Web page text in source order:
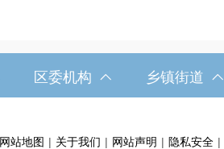
区委机构 乡镇街道
网站地图 | 关于我们 | 网站声明 | 隐私安全 |